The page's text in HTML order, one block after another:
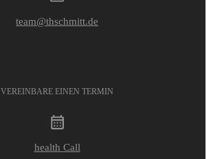
team@thschmitt.de
VEREINBARE EINEN TERMIN
health Call